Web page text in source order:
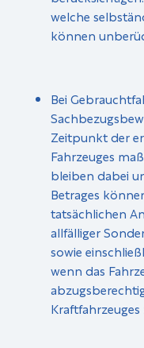
welche
können
Bei
Zeitpunkt der
Fahrzeuges
bleiben dabei
Betrages
tatsächlichen
allfälliger
sowie
wenn das